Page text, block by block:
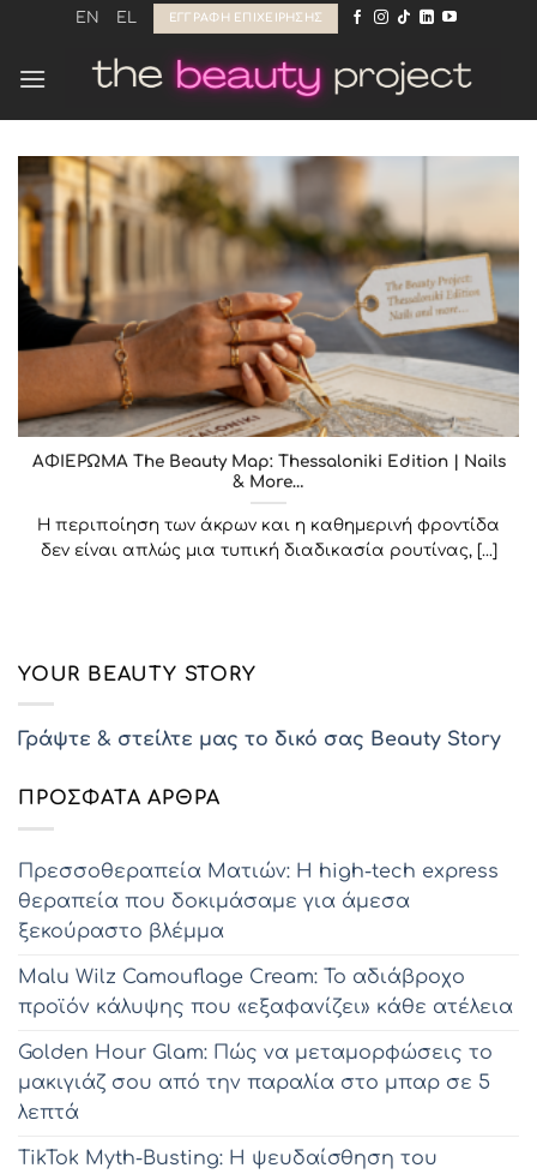
Μετάβαση
περιεχόμενο
EN EL ΕΓΓΡΑΦΉ ΕΠΙΧΕΊΡΗΣΗΣ
ΑΦΙΕΡΩΜΑ The Beauty Map: Thessaloniki Edition | Nails
& More…
Η περιποίηση των άκρων και η καθημερινή φροντίδα
δεν είναι απλώς μια τυπική διαδικασία ρουτίνας, [...]
YOUR BEAUTY STORY
Γράψτε & στείλτε μας το δικό σας Beauty Story
ΠΡΌΣΦΑΤΑ ΆΡΘΡΑ
Πρεσσοθεραπεία Ματιών: Η high-tech express
θεραπεία που δοκιμάσαμε για άμεσα
ξεκούραστο βλέμμα
Malu Wilz Camouflage Cream: Το αδιάβροχο
προϊόν κάλυψης που «εξαφανίζει» κάθε ατέλεια
Golden Hour Glam: Πώς να μεταμορφώσεις το
μακιγιάζ σου από την παραλία στο μπαρ σε 5
λεπτά
TikTok Myth-Busting: Η ψευδαίσθηση του